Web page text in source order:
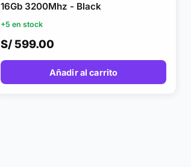
16Gb 3200Mhz - Black
+5 en stock
S/ 599.00
Añadir al carrito